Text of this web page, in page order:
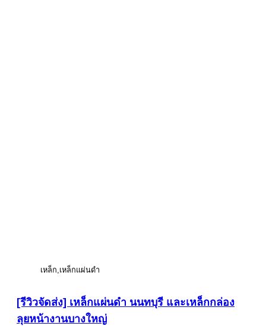
เหล็ก เหล็กแผ่นดำ
[รีวิวจัดส่ง] เหล็กแผ่นดำ นนทบุรี และเหล็กกล่อง
ลุยหน้างานบางใหญ่